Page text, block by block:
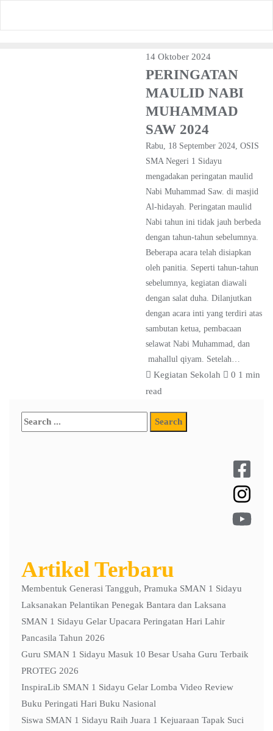
14 Oktober 2024
PERINGATAN
MAULID NABI
MUHAMMAD
SAW 2024
Rabu, 18 September 2024, OSIS
SMA Negeri 1 Sidayu
mengadakan peringatan maulid
Nabi Muhammad Saw. di masjid
Al-hidayah. Peringatan maulid
Nabi tahun ini tidak jauh berbeda
dengan tahun-tahun sebelumnya.
Beberapa acara telah disiapkan
oleh panitia. Seperti tahun-tahun
sebelumnya, kegiatan diawali
dengan salat duha. Dilanjutkan
dengan acara inti yang terdiri atas
sambutan ketua, pembacaan
selawat Nabi Muhammad, dan
mahallul qiyam. Setelah…
Kegiatan Sekolah 0 1 min
read
Artikel Terbaru
Membentuk Generasi Tangguh, Pramuka SMAN 1 Sidayu
Laksanakan Pelantikan Penegak Bantara dan Laksana
SMAN 1 Sidayu Gelar Upacara Peringatan Hari Lahir
Pancasila Tahun 2026
Guru SMAN 1 Sidayu Masuk 10 Besar Usaha Guru Terbaik
PROTEG 2026
InspiraLib SMAN 1 Sidayu Gelar Lomba Video Review
Buku Peringati Hari Buku Nasional
Siswa SMAN 1 Sidayu Raih Juara 1 Kejuaraan Tapak Suci